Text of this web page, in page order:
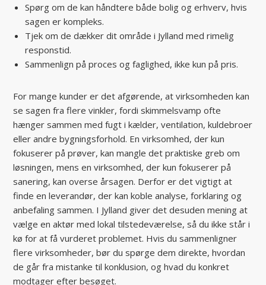
Spørg om de kan håndtere både bolig og erhverv, hvis
sagen er kompleks.
Tjek om de dækker dit område i Jylland med rimelig
responstid.
Sammenlign på proces og faglighed, ikke kun på pris.
For mange kunder er det afgørende, at virksomheden kan
se sagen fra flere vinkler, fordi skimmelsvamp ofte
hænger sammen med fugt i kælder, ventilation, kuldebroer
eller andre bygningsforhold. En virksomhed, der kun
fokuserer på prøver, kan mangle det praktiske greb om
løsningen, mens en virksomhed, der kun fokuserer på
sanering, kan overse årsagen. Derfor er det vigtigt at
finde en leverandør, der kan koble analyse, forklaring og
anbefaling sammen. I Jylland giver det desuden mening at
vælge en aktør med lokal tilstedeværelse, så du ikke står i
kø for at få vurderet problemet. Hvis du sammenligner
flere virksomheder, bør du spørge dem direkte, hvordan
de går fra mistanke til konklusion, og hvad du konkret
modtager efter besøget.